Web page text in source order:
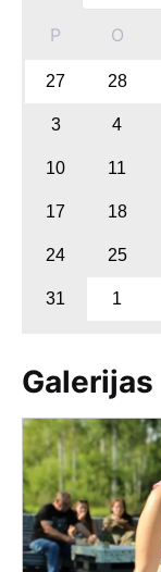
P O
27 28
3 4
10 11
17 18
24 25
31 1
Galerijas